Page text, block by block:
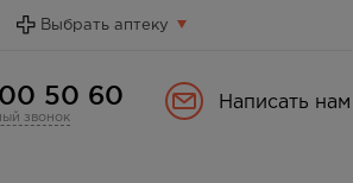
Выбрать аптеку
50 60
звонок
Написать нам